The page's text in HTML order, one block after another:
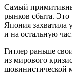
Самый
рынков сбыта. Это
Япония
и на остальную
Гитлер раньше
из мирового
шовинистической